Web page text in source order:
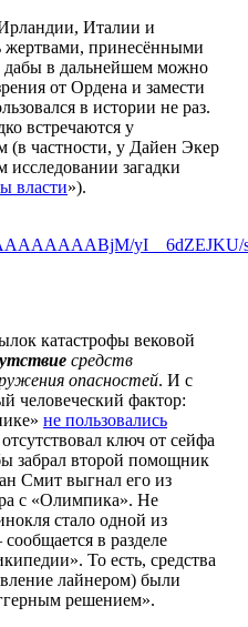
Италии и
принесёнными
дабы в дальнейшем можно
от Ордена и замести
в истории не раз.
встречаются у
(в частности, у Дайен Экер
исследовании загадки
власти»).
катастрофы вековой
средств
опасностей. И с
человеческий фактор:
не пользовались
ключ от сейфа
забрал второй помощник
Смит выгнал его из
с «Олимпика». Не
стало одной из
в разделе
То есть, средства
лайнером) были
решением».